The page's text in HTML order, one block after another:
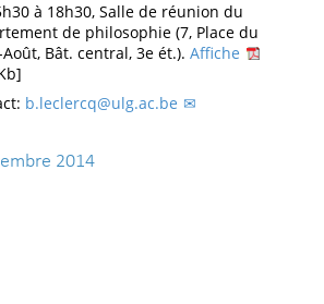
à 18h30, Salle de réunion du
de philosophie (7, Place du
Bât. central, 3e ét.). Affiche
b.leclercq@ulg.ac.be
2014